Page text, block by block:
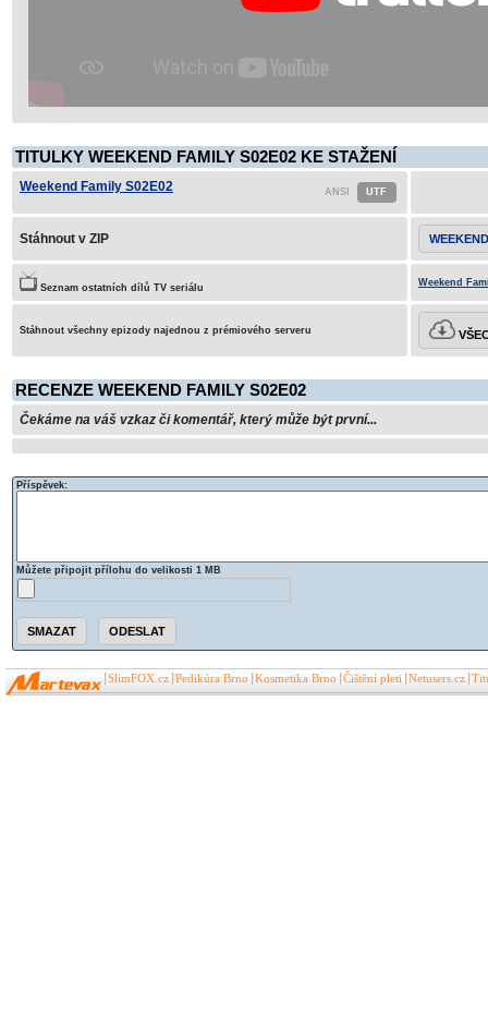
TITULKY WEEKEND FAMILY S02E02 KE STAŽENÍ
Weekend Family S02E02
Stáhnout v ZIP
Seznam ostatních dílů TV seriálu Weekend
Stáhnout všechny epizody najednou z prémiového serveru
RECENZE WEEKEND FAMILY S02E02
Čekáme na váš vzkaz či komentář, který může být první...
Příspěvek:
Můžete připojit přílohu do velikosti 1 MB
SlimFOX.cz Pedikúra Brno Kosmetika Brno Čištění pleti Netusers.cz